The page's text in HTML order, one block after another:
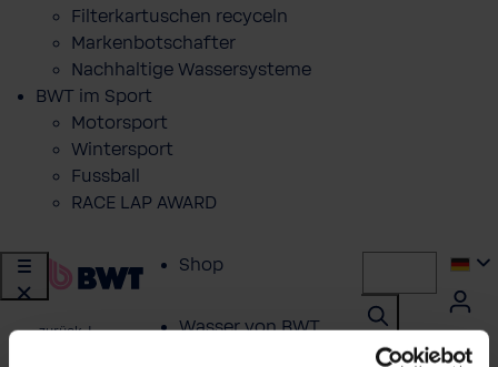
Filterkartuschen recyceln
Markenbotschafter
Nachhaltige Wassersysteme
BWT im Sport
Motorsport
Wintersport
Fussball
RACE LAP AWARD
Shop
Wasser von BWT
zurück |